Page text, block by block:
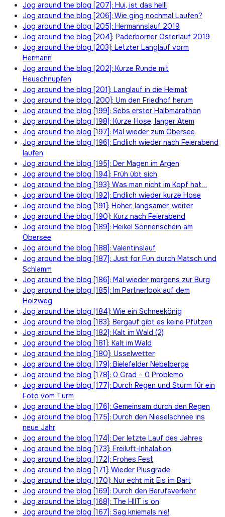
Jog around the blog [207]: Hui, ist das hell!
Jog around the blog [206]: Wie ging nochmal Laufen?
Jog around the blog [205]: Hermannslauf 2019
Jog around the blog [204]: Paderborner Osterlauf 2019
Jog around the blog [203]: Letzter Langlauf vorm
Hermann
Jog around the blog [202]: Kurze Runde mit
Heuschnupfen
Jog around the blog [201]: Langlauf in die Heimat
Jog around the blog [200]: Um den Friedhof herum
Jog around the blog [199]: Sebs erster Halbmarathon
Jog around the blog [198]: Kurze Hose, langer Atem
Jog around the blog [197]: Mal wieder zum Obersee
Jog around the blog [196]: Endlich wieder nach Feierabend
laufen
Jog around the blog [195]: Der Magen im Argen
Jog around the blog [194]: Früh übt sich
Jog around the blog [193]: Was man nicht im Kopf hat…
Jog around the blog [192]: Endlich wieder kurze Hose
Jog around the blog [191]: Höher, langsamer, weiter
Jog around the blog [190]: Kurz nach Feierabend
Jog around the blog [189]: Heikel Sonnenschein am
Obersee
Jog around the blog [188]: Valentinslauf
Jog around the blog [187]: Just for Fun durch Matsch und
Schlamm
Jog around the blog [186]: Mal wieder morgens zur Burg
Jog around the blog [185]: Im Partnerlook auf dem
Holzweg
Jog around the blog [184]: Wie ein Schneekönig
Jog around the blog [183]: Bergauf gibt es keine Pfützen
Jog around the blog [182]: Kalt im Wald (2)
Jog around the blog [181]: Kalt im Wald
Jog around the blog [180]: Usselwetter
Jog around the blog [179]: Bielefelder Nebelberge
Jog around the blog [178]: 0 Grad – 0 Problemo
Jog around the blog [177]: Durch Regen und Sturm für ein
Foto vom Turm
Jog around the blog [176]: Gemeinsam durch den Regen
Jog around the blog [175]: Durch den Nieselschnee ins
neue Jahr
Jog around the blog [174]: Der letzte Lauf des Jahres
Jog around the blog [173]: Freiluft-Inhalation
Jog around the blog [172]: Frohes Fest
Jog around the blog [171]: Wieder Plusgrade
Jog around the blog [170]: Nur echt mit Eis im Bart
Jog around the blog [169]: Durch den Berufsverkehr
Jog around the blog [168]: The HIIT is on
Jog around the blog [167]: Sag kniemals nie!